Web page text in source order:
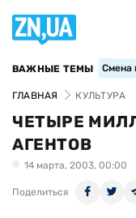
ВАЖНЫЕ ТЕМЫ Смена
ГЛАВНАЯ КУЛЬТУРА
ЧЕТЫРЕ
АГЕНТОВ
14 марта, 2003, 00:00
Поделиться